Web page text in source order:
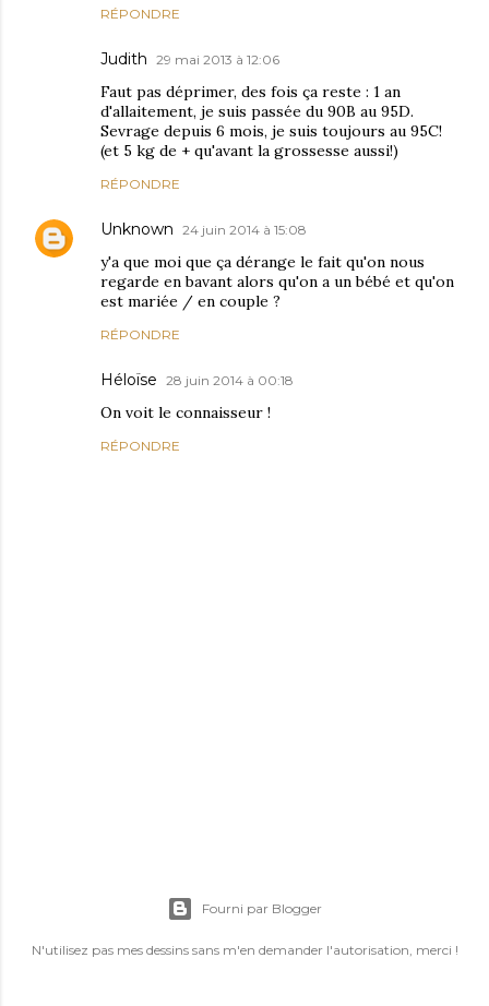
RÉPONDRE
Judith 29 mai 2013 à 12:06
Faut pas déprimer, des fois ça reste : 1 an
d'allaitement, je suis passée du 90B au 95D.
Sevrage depuis 6 mois, je suis toujours au 95C!
(et 5 kg de + qu'avant la grossesse aussi!)
RÉPONDRE
Unknown 24 juin 2014 à 15:08
y'a que moi que ça dérange le fait qu'on nous
regarde en bavant alors qu'on a un bébé et qu'on
est mariée / en couple ?
RÉPONDRE
Héloïse 28 juin 2014 à 00:18
On voit le connaisseur !
RÉPONDRE
g
Fourni par Blogger
N'utilisez pas mes dessins sans m'en demander l'autorisation, merci !